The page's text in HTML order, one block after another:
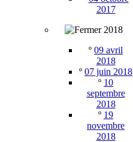
2017
2018
º 09 avril
2018
º 07 juin 2018
º 10
septembre
2018
º 19
novembre
2018